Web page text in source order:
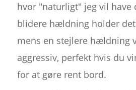
hvor "naturligt" jeg vil have
blidere hældning holder
mens en stejlere hældning
aggressiv, perfekt hvis du
for at gøre rent bord.